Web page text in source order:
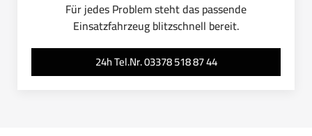
Für jedes Problem steht das passende
Einsatzfahrzeug blitzschnell bereit.
24h Tel.Nr. 03378 518 87 44